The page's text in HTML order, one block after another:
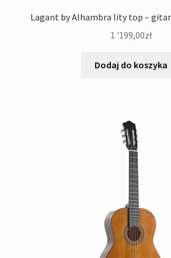
Lagant by Alhambra lity top –
1 '199,00zł
Dodaj do koszyka